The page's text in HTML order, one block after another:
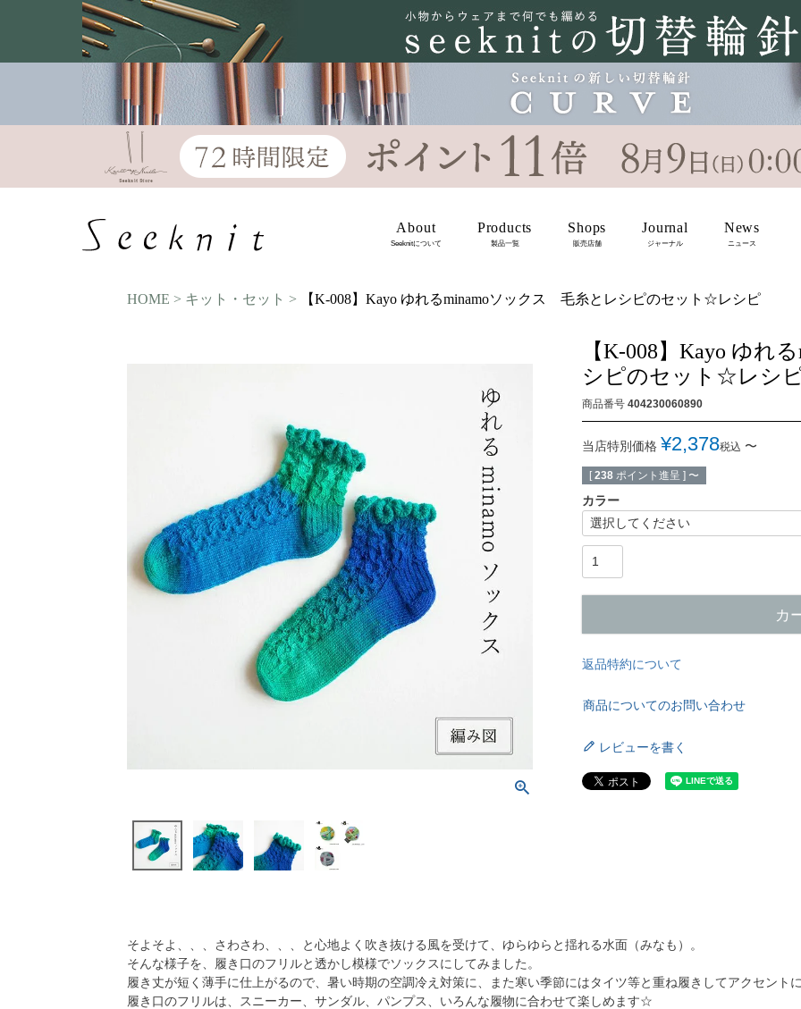
About
Seeknitについて
Products
製品一覧
Shops
販売店舗
Journal
ジャーナル
News
ニュース
HOME キット・セット 【K-008】Kayo ゆれるminamoソックス 毛糸とレシピのセット☆レシピ
【K-008】Kayo ゆ
シピのセット☆レシ
商品番号 404230060890
当店特別価格 ¥2,378税込 〜
[ 238 ポイント進呈 ] 〜
カラー
カ
返品特約について
商品についてのお問い合わせ
レビューを書く
そよそよ、、、さわさわ、、、と心地よく吹き抜ける風を受けて、ゆらゆらと揺れる水面（みなも）。
そんな様子を、履き口のフリルと透かし模様でソックスにしてみました。
履き丈が短く薄手に仕上がるので、暑い時期の空調冷え対策に、また寒い季節にはタイツ等と重ね履きしてアクセント
履き口のフリルは、スニーカー、サンダル、パンプス、いろんな履物に合わせて楽しめます☆